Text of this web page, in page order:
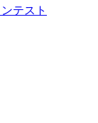
テスト